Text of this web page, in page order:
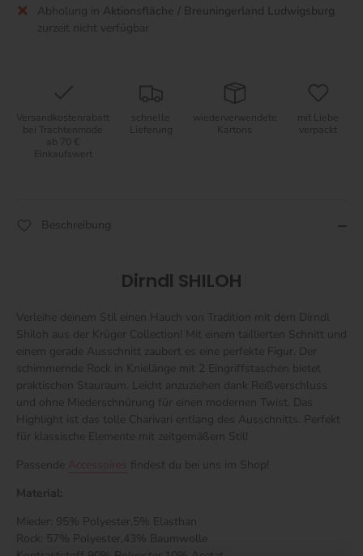
Abholung in Aktionsfläche / Breuningerland Ludwigsburg
zurzeit nicht verfügbar
Versandkostenrabatt
bei Trachtenmode
ab 70 €
Einkaufswert
schnelle
Lieferung
wiederverwendete
Kartons
mit Liebe
verpackt
Beschreibung
Dirndl SHILOH
Verleihe deinem Stil einen Hauch von Tradition mit dem Dirndl
Shiloh aus der Krüger Collection! Mit einem taillierten Schnitt und
einem gerade Ausschnitt zaubert es eine perfekte Figur. Der
schimmernde Rock in Knielänge mit 2 Eingriffstaschen bietet
praktischen Stauraum. Leicht anzuziehen dank Reißverschluss
und ohne Miederschnürung für einen modernen Twist. Das
Highlight ist das tolle Charivari entlang des Ausschnitts. Perfekt
für klassische Elemente mit zeitgemäßem Stil!
Passende Accessoires findest du bei uns im Shop!
Material:
Mieder: 95% Polyester,5% Elasthan
Rock: 57% Polyester,43% Baumwolle